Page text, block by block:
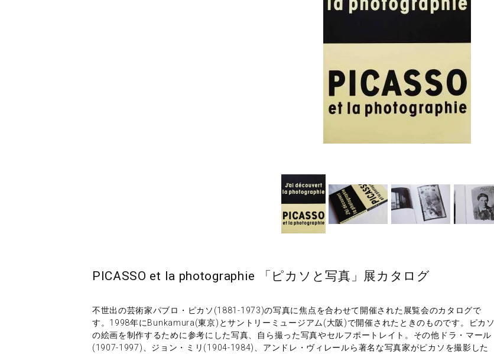
PICASSO et la photographie 「ピカソと写真」展カタログ
不世出の芸術家パブロ・ピカソ(1881-1973)の写真に焦点を合わせて開催された展覧会のカタログで
す。1998年にBunkamura(東京)とサントリーミュージアム(大阪)で開催されたときのものです。ピカソ
の絵画を制作するために参考にした写真、自ら撮った写真やセルフポートレイト。その他ドラ・マール
(1907-1997)、ジョン・ミリ(1904-1984)、アンドレ・ヴィレールら著名な写真家がピカソを撮影した